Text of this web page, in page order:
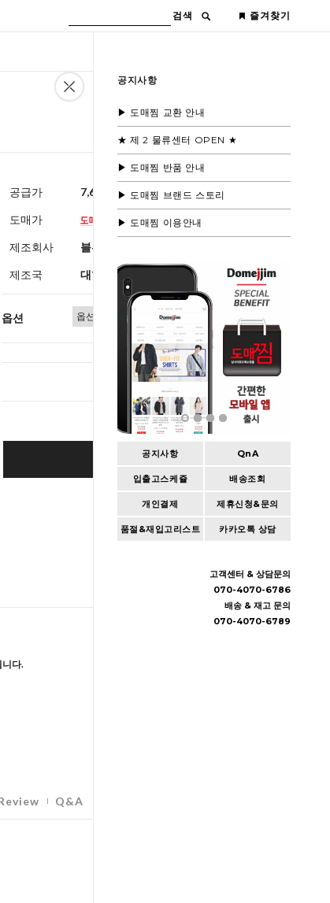
검색 즐겨찾기
공지사항
▶ 도매찜 교환 안내
★ 제 2 물류센터 OPEN ★
▶ 도매찜 반품 안내
▶ 도매찜 브랜드 스토리
▶ 도매찜 이용안내
공지사항 QnA
입출고스케쥴 배송조회
개인결제 제휴신청&문의
품절&재입고리스트 카카오톡 상담
고객센터 & 상담문의
070-4070-6786
배송 & 재고 문의
070-4070-6789
공급가 7,600원 (부가세별도)
도매가
제조회사 블루모드
제조국 대한민국
옵션
BUY IT NOW
Cart | Wishlist
니다.
Q&A